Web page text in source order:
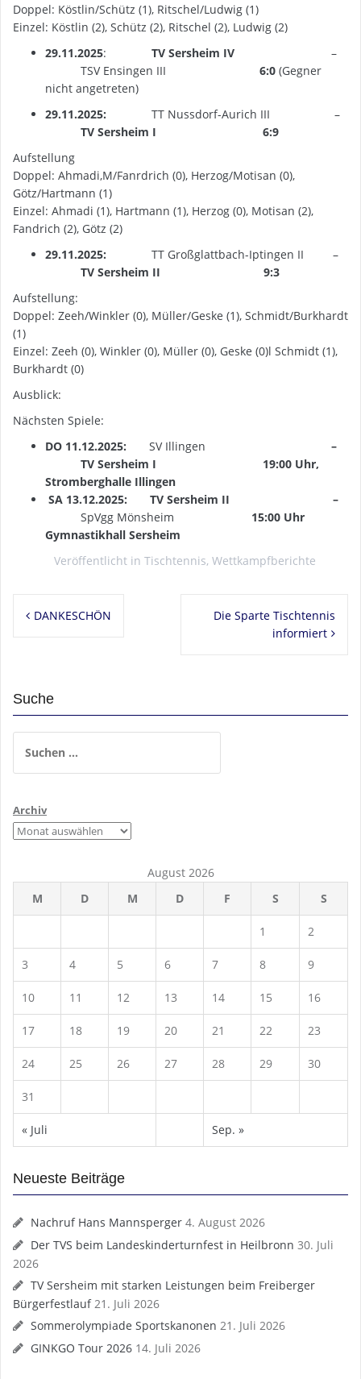
Doppel: Köstlin/Schütz (1), Ritschel/Ludwig (1)
Einzel: Köstlin (2), Schütz (2), Ritschel (2), Ludwig (2)
29.11.2025: TV Sersheim IV –
TSV Ensingen III 6:0 (Gegner
nicht angetreten)
29.11.2025: TT Nussdorf-Aurich III –
TV Sersheim I
6:9
Aufstellung
Doppel: Ahmadi,M/Fanrdrich (0), Herzog/Motisan (0),
Götz/Hartmann (1)
Einzel: Ahmadi (1), Hartmann (1), Herzog (0), Motisan (2),
Fandrich (2), Götz (2)
29.11.2025: TT Großglattbach-Iptingen II –
TV Sersheim II
9:3
Aufstellung:
Doppel: Zeeh/Winkler (0), Müller/Geske (1), Schmidt/Burkhardt
(1)
Einzel: Zeeh (0), Winkler (0), Müller (0), Geske (0)l Schmidt (1),
Burkhardt (0)
Ausblick:
Nächsten Spiele:
DO 11.12.2025: SV Illingen
–
TV Sersheim I
19:00 Uhr,
Stromberghalle Illingen
SA 13.12.2025: TV Sersheim II
–
SpVgg Mönsheim 15:00 Uhr
Gymnastikhall Sersheim
Veröffentlicht in Tischtennis, Wettkampfberichte
Beitragsnavigation
DANKESCHÖN
Die Sparte Tischtennis
informiert
Suche
nach:
Archiv
August 2026
M
D M D F S S
1 2
3 4 5 6 7 8 9
10 11 12 13 14 15 16
17 18 19 20 21 22 23
24 25 26 27 28 29 30
31
« Juli Sep. »
Neueste Beiträge
Nachruf Hans Mannsperger 4. August 2026
Der TVS beim Landeskinderturnfest in Heilbronn 30. Juli
2026
TV Sersheim mit starken Leistungen beim Freiberger
Bürgerfestlauf 21. Juli 2026
Sommerolympiade Sportskanonen 21. Juli 2026
GINKGO Tour 2026 14. Juli 2026